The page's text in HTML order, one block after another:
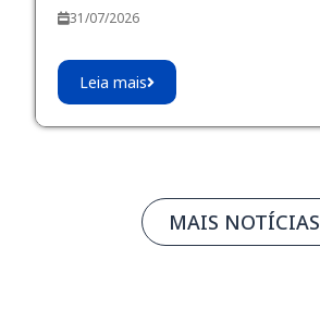
31/07/2026
Leia mais
MAIS NOTÍCIAS